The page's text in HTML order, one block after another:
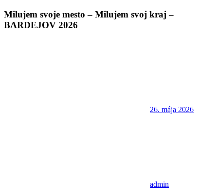
Milujem svoje mesto – Milujem svoj kraj –
BARDEJOV 2026
26. mája 2026
admin